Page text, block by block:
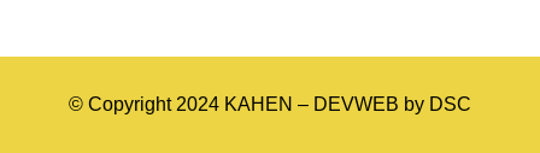
© Copyright 2024 KAHEN – DEVWEB by DSC